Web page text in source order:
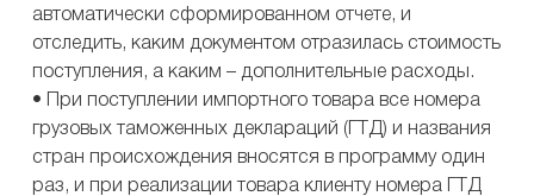
автоматически сформированном отчете, и
отследить, каким документом отразилась стоимость
поступления, а каким – дополнительные расходы.
• При поступлении импортного товара все номера
грузовых таможенных деклараций (ГТД) и названия
стран происхождения вносятся в программу один
раз, и при реализации товара клиенту номера ГТД